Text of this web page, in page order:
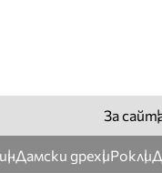
За
Дамски дрехиРокли